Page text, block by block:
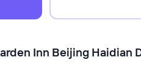
Inn Beijing Haidian